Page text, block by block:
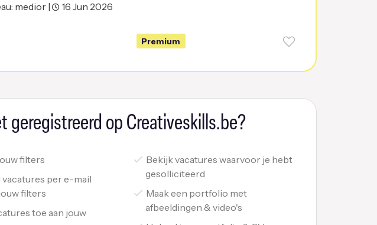
medior | 16 Jun 2026
Premium
geregistreerd op Creativeskills.be?
filters
per e-mail
filters
toe aan jouw
Bekijk vacatures waarvoor je hebt
gesolliciteerd
Maak een portfolio met
afbeeldingen & video's